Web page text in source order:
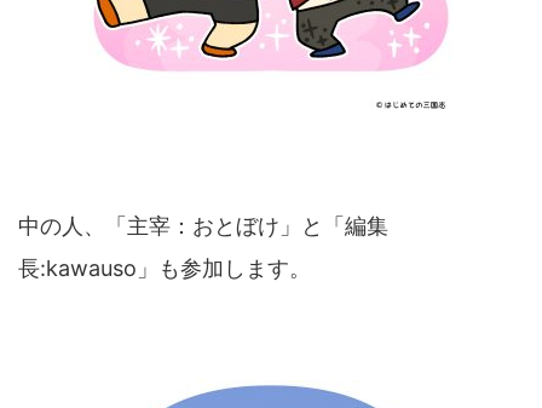
中の人、「主宰：おとぼけ」と「編集
長:kawauso」も参加します。